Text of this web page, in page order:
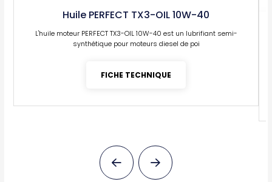
Huile PERFECT TX3-OIL 10W-40
L'huile moteur PERFECT TX3-OIL 10W-40 est un lubrifiant semi-
synthétique pour moteurs diesel de poi
FICHE TECHNIQUE